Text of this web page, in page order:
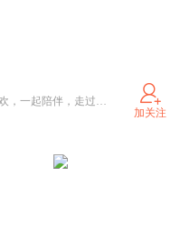
我是聂老师，家长信赖，学生喜欢，一起陪伴，走过成长之路！
加关注